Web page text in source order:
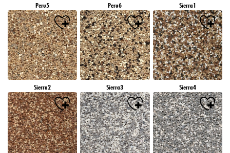
Peru5 Peru6 Sierra1
Sierra2 Sierra3 Sierra4